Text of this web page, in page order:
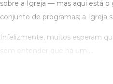
sobre a Igreja — mas aqui está
conjunto de programas; a Igreja
Infelizmente, muitos esperam
sem entender que há um ...